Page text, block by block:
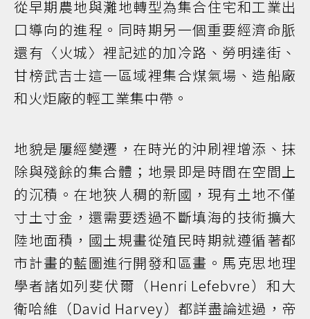
從早期農地與灘地轉型為集合住宅和工業出
口導向的進程。同時期另一個重要經濟命脈
還有〈火城〉裡記述的加冷路、勞明達街、
甘榜武吉士這一區域裡集合煤氣場、造船廠
和火炬廠的輕工業集中帶。
地貌是屢經變遷，在時光的沖刷裡增添、抹
除與殘餘的集合體；地景即是時間在空間上
的沉積。在地狹人稠的新國，現有土地不僅
寸土寸金，還需要透過不斷填海的技術擴大
陸地面積，國土規畫從殖民時期就遵循著都
市計畫的藍圖進行開發和區畫。馬克思地理
學者諸如列斐伏爾（Henri Lefebvre）和大
衛哈維（David Harvey）都詳盡論述過，帝